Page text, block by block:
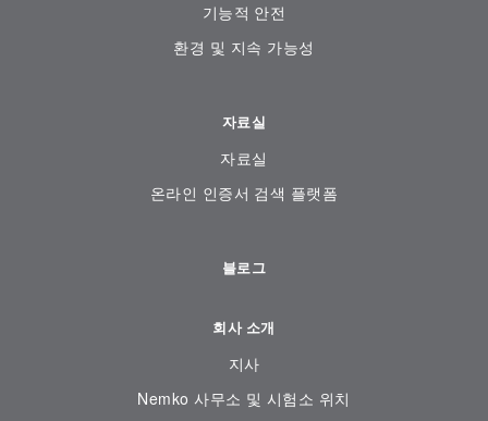
기능적 안전
환경 및 지속 가능성
자료실
자료실
온라인 인증서 검색 플랫폼
블로그
회사 소개
지사
Nemko 사무소 및 시험소 위치